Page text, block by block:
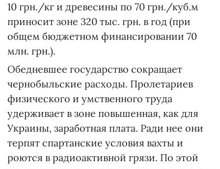
10 грн./кг и древесины по 70 грн./куб.м
приносит зоне 320 тыс. грн. в год (при
общем бюджетном финансировании 70
млн. грн.).
Обедневшее государство сокращает
чернобыльские расходы. Пролетариев
физического и умственного труда
удерживает в зоне повышенная, как для
Украины, заработная плата. Ради нее они
терпят спартанские условия вахты и
роются в радиоактивной грязи. По этой